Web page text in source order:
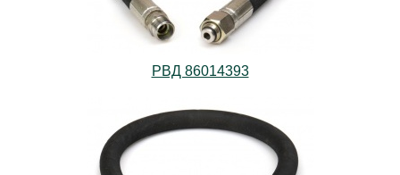
РВД 86014393